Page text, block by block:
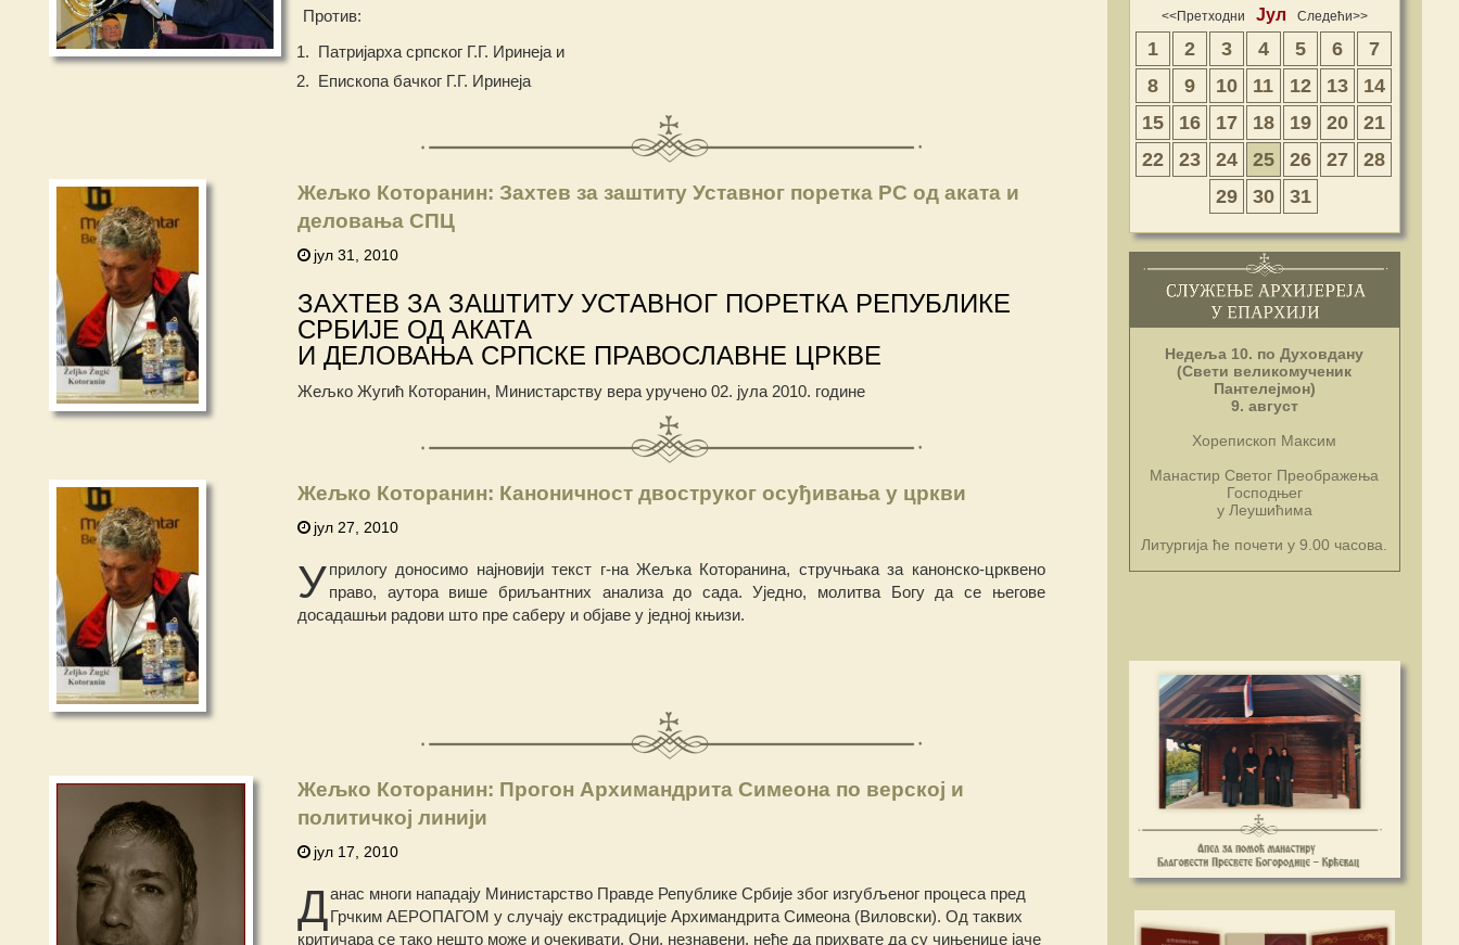
Против:
Патријарха српског Г.Г. Иринеја и
Епископа бачког Г.Г. Иринеја
Жељко Которанин: Захтев за заштиту Уставног поретка РС од аката и
деловања СПЦ
јул 31, 2010
ЗАХТЕВ ЗА ЗАШТИТУ УСТАВНОГ ПОРЕТКА РЕПУБЛИКЕ
СРБИЈЕ ОД АКАТА
И ДЕЛОВАЊА СРПСКЕ ПРАВОСЛАВНЕ ЦРКВЕ
Жељко Жугић Которанин, Министарству вера уручено 02. јула 2010. године
Жељко Которанин: Каноничност двоструког осуђивања у цркви
јул 27, 2010
Уприлогу доносимо најновији текст г-на Жељка Которанина, стручњака за канонско-црквено
право, аутора више бриљантних анализа до сада. Уједно, молитва Богу да се његове
досадашњи радови што пре саберу и објаве у једној књизи.
Жељко Которанин: Прогон Архимандрита Симеона по верској и
политичкој линији
јул 17, 2010
Данас многи нападају Министарство Правде Републике Србије због изгубљеног процеса пред
Грчким АЕРОПАГОМ у случају екстрадиције Архимандрита Симеона (Виловски). Од таквих
критичара се тако нешто може и очекивати. Они, незнавени, неће да прихвате да су чињенице јаче
<<Претходни Јул Следећи>>
1 2 3 4 5 6
7
8
9 10 11 12 13
14
15
16 17 18 19 20
21
22
23 24 25 26 27
28
29
30 31
Недеља 10. по Духовдану
(Свети великомученик
Пантелејмон)
9. август
Хорепископ Максим
Манастир Светог Преображења
Господњег
у Леушићима
Литургија ће почети у 9.00 часова.